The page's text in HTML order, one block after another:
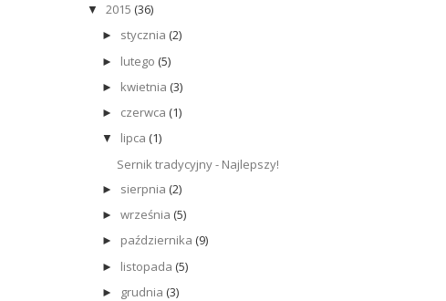
▼2015 (36)
► stycznia (2)
► lutego (5)
► kwietnia (3)
► czerwca (1)
▼ lipca (1)
Sernik tradycyjny - Najlepszy!
► sierpnia (2)
► września (5)
► października (9)
► listopada (5)
► grudnia (3)